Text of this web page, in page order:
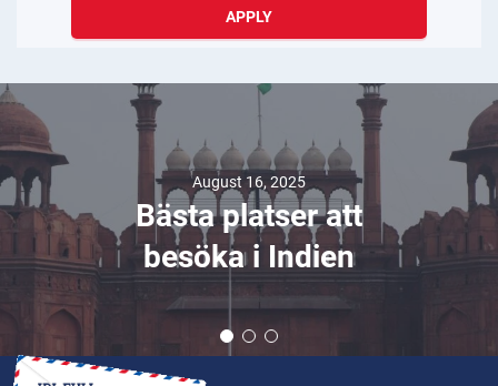
APPLY
August 16, 2025
Bästa platser att
besöka i Indien